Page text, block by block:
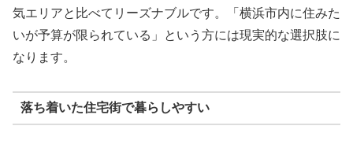
気エリアと比べてリーズナブルです。「横浜市内に住みた
いが予算が限られている」という方には現実的な選択肢に
なります。
落ち着いた住宅街で暮らしやすい